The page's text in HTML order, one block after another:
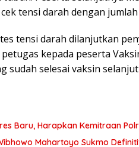
tensi darah dengan
tensi darah dilanjutkan
kepada peserta
sudah selesai vaksin
Baru, Harapkan Kemitraan
Mahartoyo Sukmo